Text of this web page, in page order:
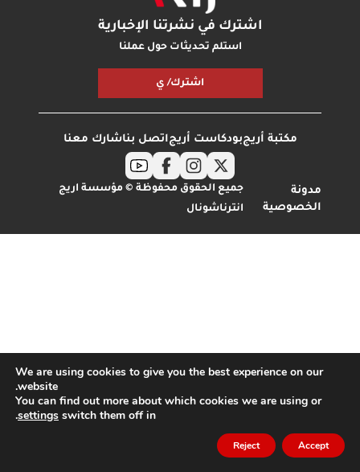
اشترك في نشرتنا الإخبارية
استلم تحديثات حول عملنا
اشترك/ ي
مكتبة أريجبودكاست أريجاتصل بناشارك معنا
مدونة
الخصوصية
جميع الحقوق محفوظة © مؤسسة اريج
انترناشونال
We are using cookies to give you the best experience on our
website.
You can find out more about which cookies we are using or
switch them off in
settings
.
Accept
Reject